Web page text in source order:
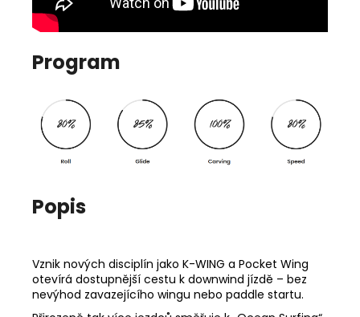
Program
Popis
Vznik nových disciplín jako K-WING a Pocket Wing
otevírá dostupnější cestu k downwind jízdě – bez
nevýhod zavazejícího wingu nebo paddle startu.